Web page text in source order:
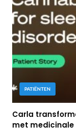
PATIËNTEN
Carla
met